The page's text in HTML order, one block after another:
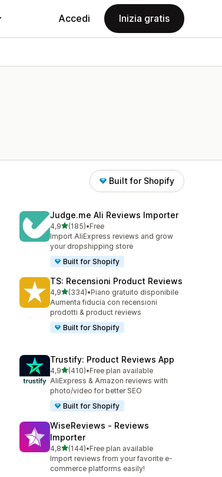
Accedi Inizia gratis
Built for Shopify
Judge.me Ali Reviews Importer
4,9stelle su 5
(185)
185 recensioni totali
•Free
Import AliExpress reviews and grow
your dropshipping store
Built for Shopify
TS: Recensioni Product Reviews
4,9stelle su 5
(334)
334 recensioni totali
•Piano gratuito disponibile
Aumenta fiducia con recensioni
prodotti & product reviews
Built for Shopify
Trustify: Product Reviews App
4,9stelle su 5
(410)
410 recensioni totali
•Free plan available
AliExpress & Amazon reviews with
photo/video for better SEO
Built for Shopify
WiseReviews ‑ Reviews
Importer
4,8stelle su 5
(144)
144 recensioni totali
•Free plan available
Import reviews from your favorite e-
commerce platforms easily!